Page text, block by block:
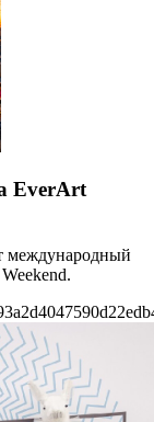
EverArt
международный